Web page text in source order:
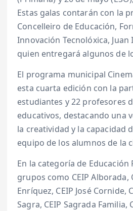
Estas galas contarán con la
Concelleiro de Educación,
Innovación Tecnolóxica,
quien entregará algunos de
El programa municipal
esta cuarta edición con la
estudiantes y 22 profesores
educativos, destacando una
la creatividad y la capacidad
equipo de los alumnos de la
En la categoría de
grupos como CEIP Alborada,
Enríquez, CEIP José Cornide,
Sagra, CEIP Sagrada Familia,